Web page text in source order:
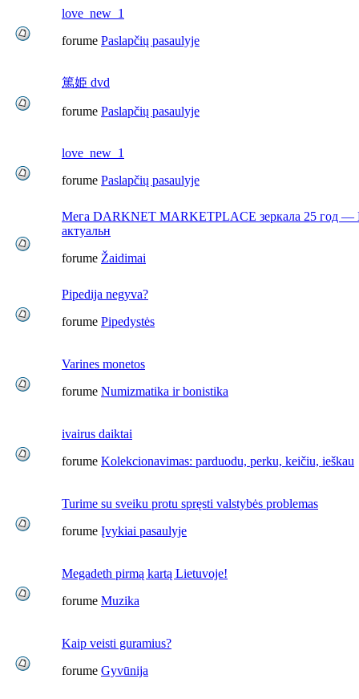
love_new_1
forume Paslapčių pasaulyje
篤姫 dvd
forume Paslapčių pasaulyje
love_new_1
forume Paslapčių pasaulyje
Мега DARKNET MARKETPLACE зеркала 25 год —
актуальн
forume Žaidimai
Pipedija negyva?
forume Pipedystės
Varines monetos
forume Numizmatika ir bonistika
ivairus daiktai
forume Kolekcionavimas: parduodu, perku, keičiu, ieškau
Turime su sveiku protu spręsti valstybės problemas
forume Įvykiai pasaulyje
Megadeth pirmą kartą Lietuvoje!
forume Muzika
Kaip veisti guramius?
forume Gyvūnija